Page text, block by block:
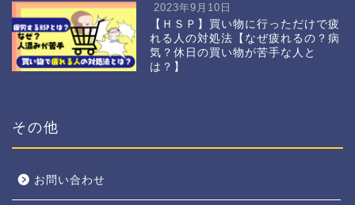
2023年9月10日
【ＨＳＰ】買い物に行っただけで疲
れる人の対処法【なぜ疲れるの？病
気？休日の買い物が苦手な人と
は？】
その他
お問い合わせ